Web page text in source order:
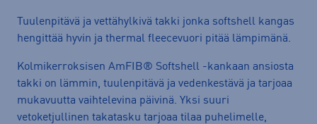
Tuulenpitävä ja vettähylkivä takki jonka softshell kangas
hengittää hyvin ja thermal fleecevuori pitää lämpimänä.
Kolmikerroksisen AmFIB® Softshell -kankaan ansiosta
takki on lämmin, tuulenpitävä ja vedenkestävä ja tarjoaa
mukavuutta vaihtelevina päivinä. Yksi suuri
vetoketjullinen takatasku tarjoaa tilaa puhelimelle,